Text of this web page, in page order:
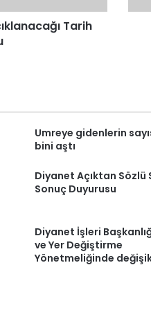
Tarih
Umreye gidenlerin
bini aştı
Diyanet Açıktan Sözlü
Sonuç Duyurusu
Diyanet İşleri
ve Yer Değiştirme
Yönetmeliğinde